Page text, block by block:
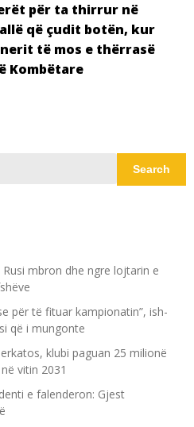
për ta thirrur në
që çudit botën, kur
të mos e thërrasë
Kombëtare
Search
Rusi mbron dhe ngre lojtarin e
për të fituar kampionatin”, ish-
që i mungonte
klubi paguan 25 milionë
vitin 2031
e falenderon: Gjest